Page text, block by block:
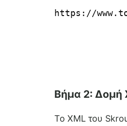
https://
Βήμα 2: Δομή
Το XML του